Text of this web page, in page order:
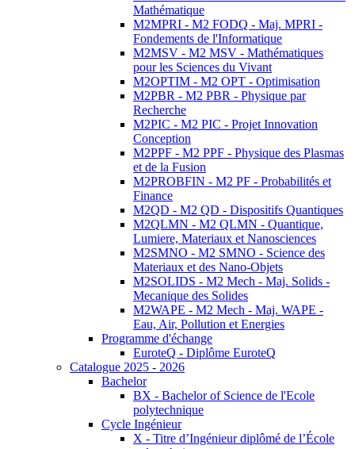
Mathématique
M2MPRI - M2 FODQ - Maj. MPRI -
Fondements de l'Informatique
M2MSV - M2 MSV - Mathématiques
pour les Sciences du Vivant
M2OPTIM - M2 OPT - Optimisation
M2PBR - M2 PBR - Physique par
Recherche
M2PIC - M2 PIC - Projet Innovation
Conception
M2PPF - M2 PPF - Physique des Plasmas
et de la Fusion
M2PROBFIN - M2 PF - Probabilités et
Finance
M2QD - M2 QD - Dispositifs Quantiques
M2QLMN - M2 QLMN - Quantique,
Lumiere, Materiaux et Nanosciences
M2SMNO - M2 SMNO - Science des
Materiaux et des Nano-Objets
M2SOLIDS - M2 Mech - Maj. Solids -
Mecanique des Solides
M2WAPE - M2 Mech - Maj. WAPE -
Eau, Air, Pollution et Energies
Programme d'échange
EuroteQ - Diplôme EuroteQ
Catalogue 2025 - 2026
Bachelor
BX - Bachelor of Science de l'Ecole
polytechnique
Cycle Ingénieur
X - Titre d’Ingénieur diplômé de l’École